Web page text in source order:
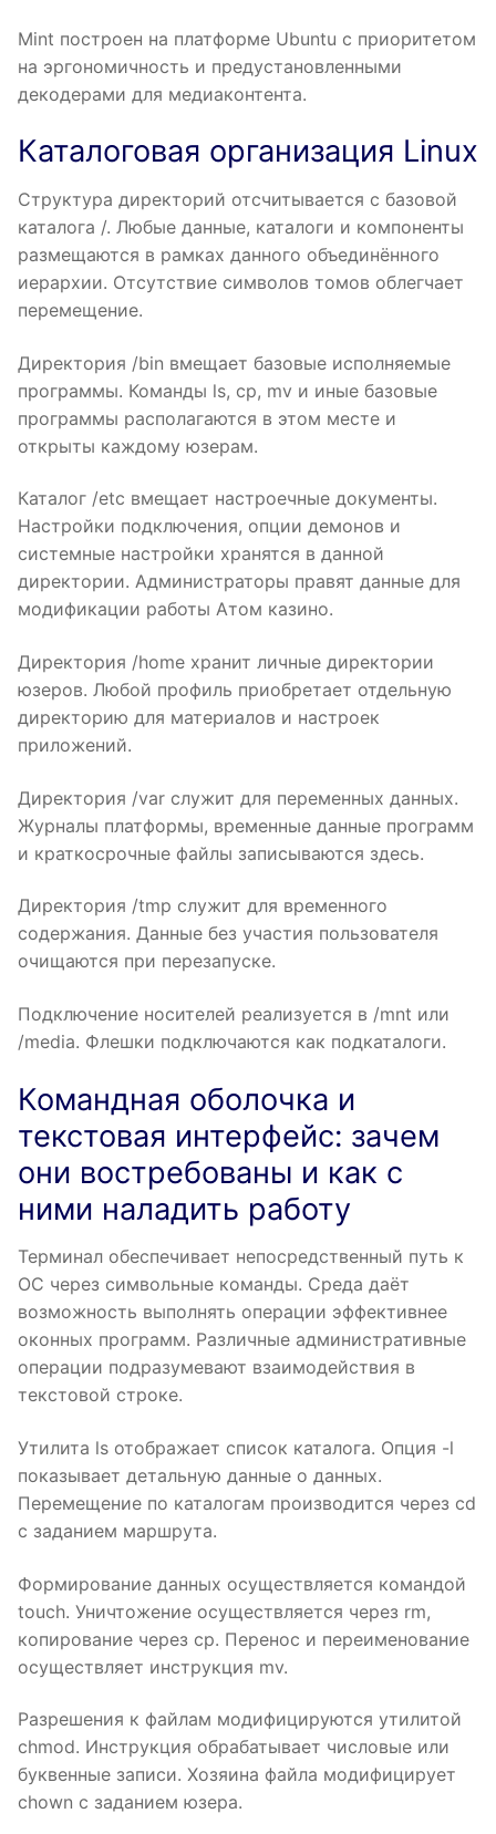
Mint построен на платформе Ubuntu с приоритетом
на эргономичность и предустановленными
декодерами для медиаконтента.
Каталоговая организация Linux
Структура директорий отсчитывается с базовой
каталога /. Любые данные, каталоги и компоненты
размещаются в рамках данного объединённого
иерархии. Отсутствие символов томов облегчает
перемещение.
Директория /bin вмещает базовые исполняемые
программы. Команды ls, cp, mv и иные базовые
программы располагаются в этом месте и
открыты каждому юзерам.
Каталог /etc вмещает настроечные документы.
Настройки подключения, опции демонов и
системные настройки хранятся в данной
директории. Администраторы правят данные для
модификации работы Aтом казино.
Директория /home хранит личные директории
юзеров. Любой профиль приобретает отдельную
директорию для материалов и настроек
приложений.
Директория /var служит для переменных данных.
Журналы платформы, временные данные программ
и краткосрочные файлы записываются здесь.
Директория /tmp служит для временного
содержания. Данные без участия пользователя
очищаются при перезапуске.
Подключение носителей реализуется в /mnt или
/media. Флешки подключаются как подкаталоги.
Командная оболочка и
текстовая интерфейс: зачем
они востребованы и как с
ними наладить работу
Терминал обеспечивает непосредственный путь к
ОС через символьные команды. Среда даёт
возможность выполнять операции эффективнее
оконных программ. Различные административные
операции подразумевают взаимодействия в
текстовой строке.
Утилита ls отображает список каталога. Опция -l
показывает детальную данные о данных.
Перемещение по каталогам производится через cd
с заданием маршрута.
Формирование данных осуществляется командой
touch. Уничтожение осуществляется через rm,
копирование через cp. Перенос и переименование
осуществляет инструкция mv.
Разрешения к файлам модифицируются утилитой
chmod. Инструкция обрабатывает числовые или
буквенные записи. Хозяина файла модифицирует
chown с заданием юзера.